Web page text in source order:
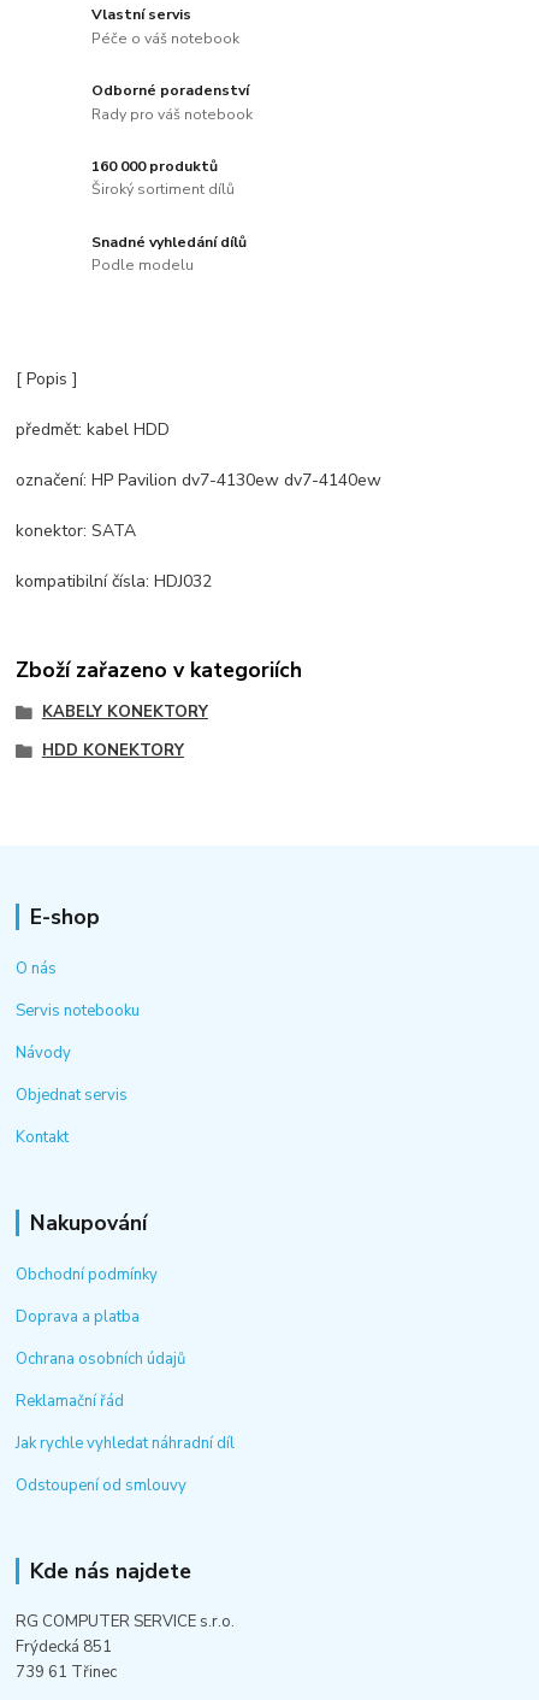
Vlastní servis
Péče o váš notebook
Odborné poradenství
Rady pro váš notebook
160 000 produktů
Široký sortiment dílů
Snadné vyhledání dílů
Podle modelu
[ Popis ]
předmět: kabel HDD
označení: HP Pavilion dv7-4130ew dv7-4140ew
konektor: SATA
kompatibilní čísla: HDJ032
Zboží zařazeno v kategoriích
KABELY KONEKTORY
HDD KONEKTORY
E-shop
O nás
Servis notebooku
Návody
Objednat servis
Kontakt
Nakupování
Obchodní podmínky
Doprava a platba
Ochrana osobních údajů
Reklamační řád
Jak rychle vyhledat náhradní díl
Odstoupení od smlouvy
Kde nás najdete
RG COMPUTER SERVICE s.r.o.
Frýdecká 851
739 61 Třinec